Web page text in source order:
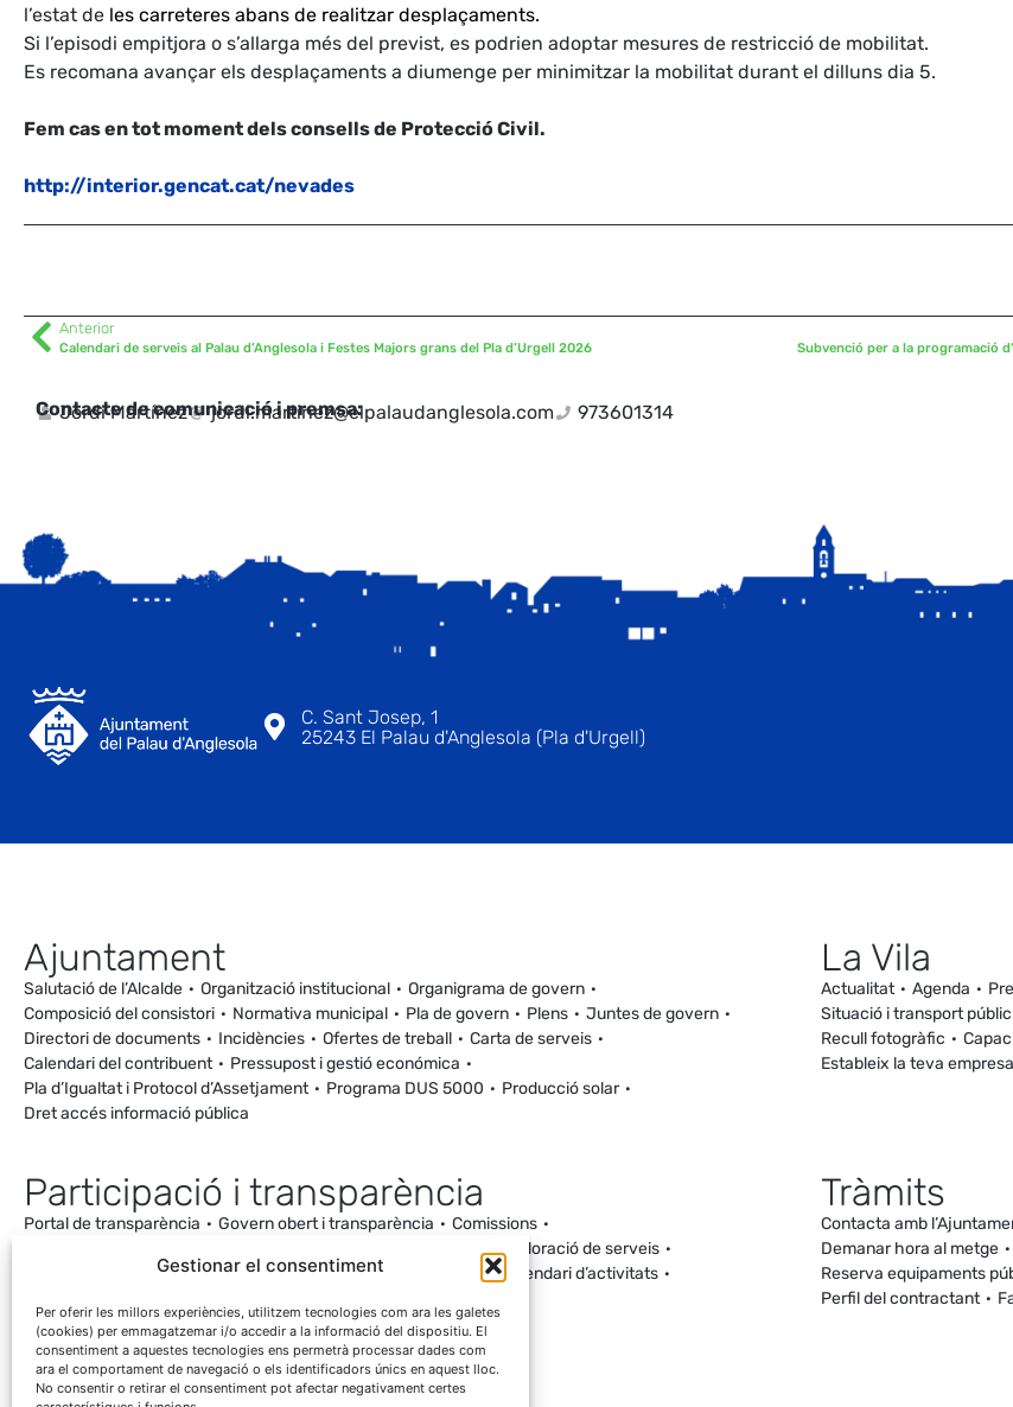
Gestionar el consentiment
Per oferir les millors experiències, utilitzem tecnologies com ara les galetes
(cookies) per emmagatzemar i/o accedir a la informació del dispositiu. El
consentiment a aquestes tecnologies ens permetrà processar dades com
ara el comportament de navegació o els identificadors únics en aquest lloc.
No consentir o retirar el consentiment pot afectar negativament certes
l’estat de les carreteres abans de realitzar desplaçaments.
Si l’episodi empitjora o s’allarga més del previst, es podrien adoptar mesures de restricció de mobilitat.
Es recomana avançar els desplaçaments a diumenge per minimitzar la mobilitat durant el dilluns dia 5.
Fem cas en tot moment dels consells de Protecció Civil.
http://interior.gencat.cat/nevades
Anterior
Calendari de serveis al Palau d’Anglesola i Festes Majors grans del Pla d’Urgell 2026
Contacte de comunicació i premsa:
Jordi Martínez jordi.martinez@elpalaudanglesola.com 973601314
C. Sant Josep, 1
25243 El Palau d'Anglesola (Pla d'Urgell)
Ajuntament
Salutació de l’Alcalde Organització institucional
Organigrama de govern
Composició del consistori
Normativa municipal Pla de govern Plens
Juntes de govern
Directori de documents
Incidències Ofertes de treball
Carta de serveis
Calendari del contribuent
Pressupost i gestió económica
Pla d’Igualtat i Protocol d’Assetjament
Programa DUS 5000
Producció solar
Dret accés informació pública
La Vila
Actualitat Agenda
Situació i transport públic
Recull fotogràfic
Estableix la teva
Participació i transparència
Portal de transparència Govern obert i transparència
Comissions
Processos participatius
Valoració de serveis
Canal de denúncies Comunitat local d’energia
Calendari d’activitats
Tràmits
Contacta amb
Demanar hora al metge
Reserva equipaments
Perfil del contractant